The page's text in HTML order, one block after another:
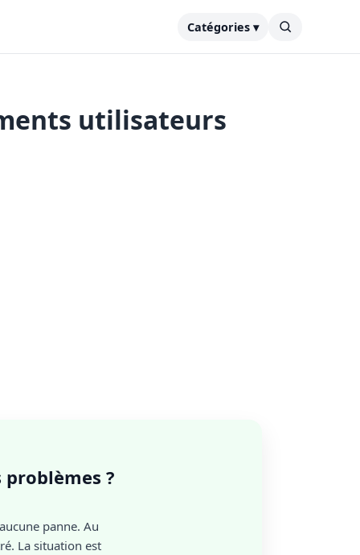
Catégories ▾
utilisateurs
?
panne. Au
La situation est